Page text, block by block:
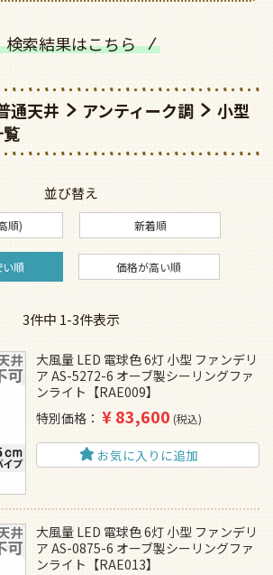
検索結果はこちら
通天井 アンティーク調
小型
並び替え
順) 新着順
い順 価格が高い順
3件中 1-3件表示
大風量 LED 電球色 6灯 小型 ファンデリ
ア AS-5272-6 オーブ製シーリングファ
ンライト【RAE009】
特別価格
¥83,600 税込
お気に入りに追加
大風量 LED 電球色 6灯 小型 ファンデリ
ア AS-0875-6 オーブ製シーリングファ
ンライト【RAE013】